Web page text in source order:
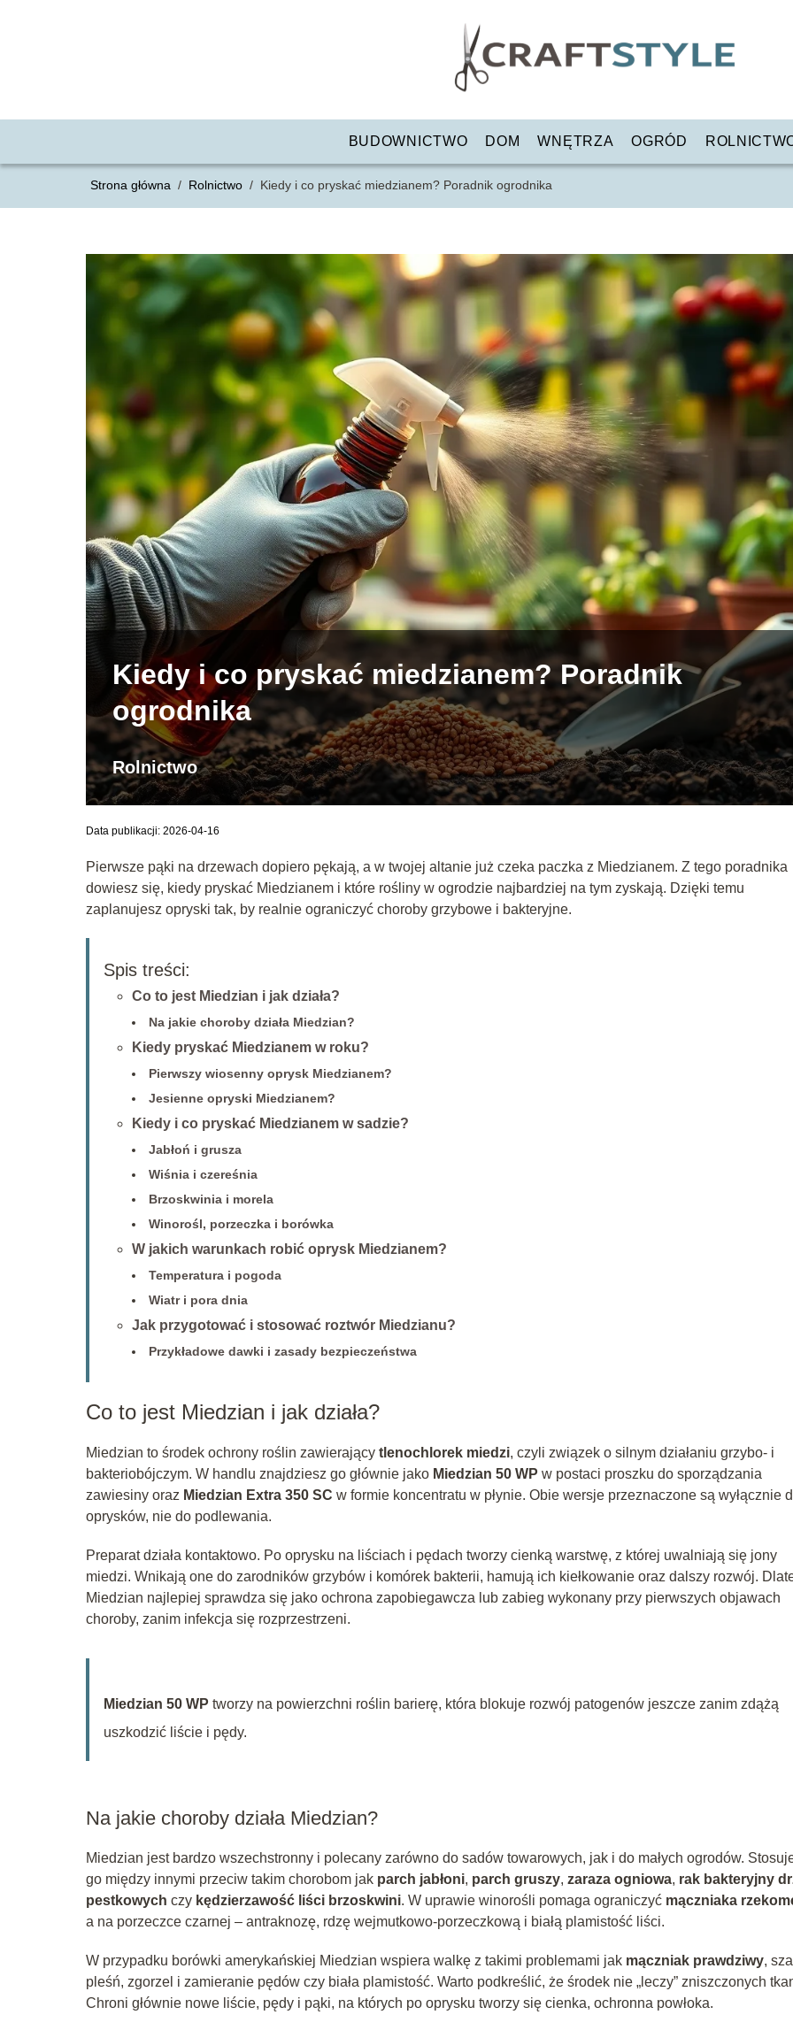
BUDOWNICTWO DOM WNĘTRZA OGRÓD
Strona główna / Rolnictwo / Kiedy i co pryskać miedzianem? Poradnik ogrodnika
Kiedy i co pryskać miedzianem? Poradnik
ogrodnika
Rolnictwo
Data publikacji: 2026-04-16
Pierwsze pąki na drzewach dopiero pękają, a w twojej altanie już czeka paczka z Miedzianem. Z tego poradnika
dowiesz się, kiedy pryskać Miedzianem i które rośliny w ogrodzie najbardziej na tym zyskają. Dzięki temu
zaplanujesz opryski tak, by realnie ograniczyć choroby grzybowe i bakteryjne.
Spis treści:
Co to jest Miedzian i jak działa?
Na jakie choroby działa Miedzian?
Kiedy pryskać Miedzianem w roku?
Pierwszy wiosenny oprysk Miedzianem?
Jesienne opryski Miedzianem?
Kiedy i co pryskać Miedzianem w sadzie?
Jabłoń i grusza
Wiśnia i czereśnia
Brzoskwinia i morela
Winorośl, porzeczka i borówka
W jakich warunkach robić oprysk Miedzianem?
Temperatura i pogoda
Wiatr i pora dnia
Jak przygotować i stosować roztwór Miedzianu?
Przykładowe dawki i zasady bezpieczeństwa
Co to jest Miedzian i jak działa?
Miedzian to środek ochrony roślin zawierający tlenochlorek miedzi, czyli związek o silnym działaniu grzybo- i
bakteriobójczym. W handlu znajdziesz go głównie jako Miedzian 50 WP w postaci proszku do sporządzania
zawiesiny oraz Miedzian Extra 350 SC w formie koncentratu w płynie. Obie wersje przeznaczone są wyłącznie
oprysków, nie do podlewania.
Preparat działa kontaktowo. Po oprysku na liściach i pędach tworzy cienką warstwę, z której uwalniają się jony
miedzi. Wnikają one do zarodników grzybów i komórek bakterii, hamują ich kiełkowanie oraz dalszy rozwój.
Miedzian najlepiej sprawdza się jako ochrona zapobiegawcza lub zabieg wykonany przy pierwszych objawach
choroby, zanim infekcja się rozprzestrzeni.
Miedzian 50 WP tworzy na powierzchni roślin barierę, która blokuje rozwój patogenów jeszcze zanim zdążą
uszkodzić liście i pędy.
Na jakie choroby działa Miedzian?
Miedzian jest bardzo wszechstronny i polecany zarówno do sadów towarowych, jak i do małych ogrodów.
go między innymi przeciw takim chorobom jak parch jabłoni, parch gruszy, zaraza ogniowa, rak bakteryjny
pestkowych czy kędzierzawość liści brzoskwini. W uprawie winorośli pomaga ograniczyć mączniaka
a na porzeczce czarnej – antraknozę, rdzę wejmutkowo-porzeczkową i białą plamistość liści.
W przypadku borówki amerykańskiej Miedzian wspiera walkę z takimi problemami jak mączniak prawdziwy,
pleśń, zgorzel i zamieranie pędów czy biała plamistość. Warto podkreślić, że środek nie „leczy” zniszczonych
Chroni głównie nowe liście, pędy i pąki, na których po oprysku tworzy się cienka, ochronna powłoka.